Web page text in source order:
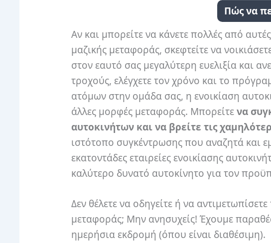
Πώς να
Αν και μπορείτε να κάνετε πολλές από
μαζικής μεταφοράς, σκεφτείτε να
στον εαυτό σας μεγαλύτερη ευελιξία και
τροχούς, ελέγχετε τον χρόνο και το
ατόμων στην ομάδα σας, η ενοικίαση
άλλες μορφές μεταφοράς. Μπορείτενα
αυτοκινήτων και να βρείτε τις
ιστότοπο συγκέντρωσης που αναζητά και
εκατοντάδες εταιρείες ενοικίασης
καλύτερο δυνατό αυτοκίνητο για τον
Δεν θέλετε να οδηγείτε ή να
μεταφοράς; Μην ανησυχείς! Έχουμε
ημερήσια εκδρομή (όπου είναι διαθέσιμη).